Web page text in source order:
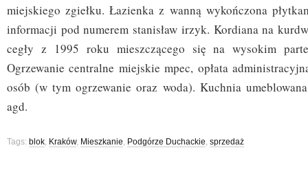
miejskiego zgiełku. Łazienka z wanną wykończona
informacji pod numerem stanisław irzyk. Kordiana na
cegły z 1995 roku mieszczącego się na wysokim
Ogrzewanie centralne miejskie mpec, opłata
osób (w tym ogrzewanie oraz woda). Kuchnia
agd.
Tags: blok, Kraków, Mieszkanie, Podgórze Duchackie, sprzedaż